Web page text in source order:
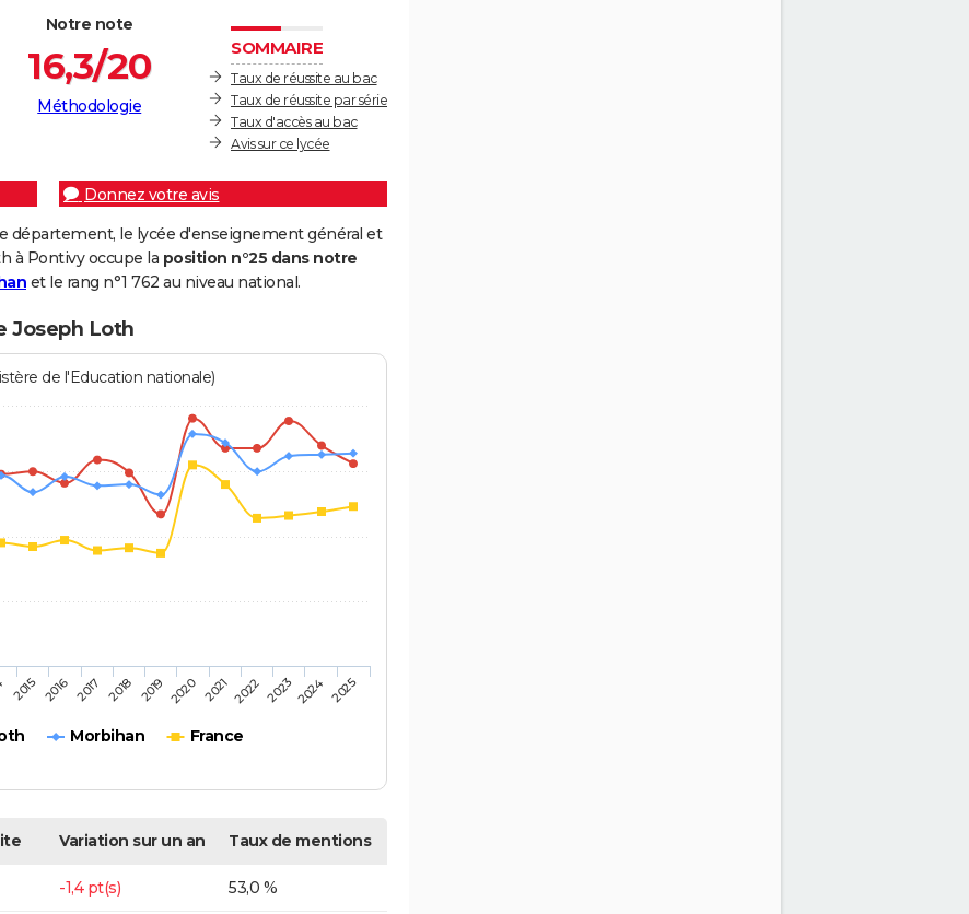
SOMMAIRE
Taux de réussite au bac
Taux de réussite par série
Taux d'accès au bac
Avis sur ce lycée
Notre note
16,3/20
Méthodologie
Donnez votre avis
département, le lycée d'enseignement général et
à Pontivy occupe la position n°25 dans notre
et le rang n°1 762 au niveau national.
Joseph Loth
de l'Education nationale)
Morbihan France
2015 2016 2017 2018 2019 2020 2021 2022 2023 2024 2025
Variation sur un an Taux de mentions
-1,4 pt(s) 53,0 %